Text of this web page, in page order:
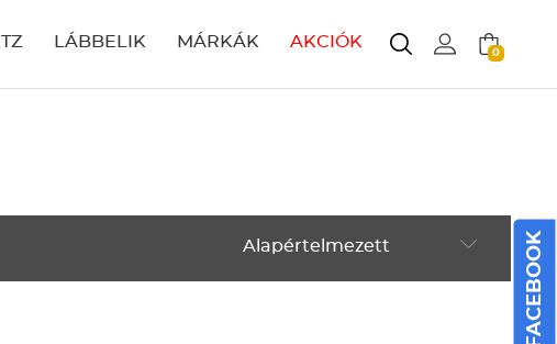
LÁBBELIK MÁRKÁK AKCIÓK
0
Alapértelmezett
Alapértelmezett FACEBOOK